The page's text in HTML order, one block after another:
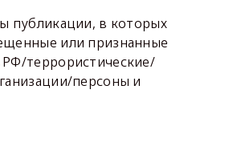
публикации, в которых
или признанные
террористические/
персоны и